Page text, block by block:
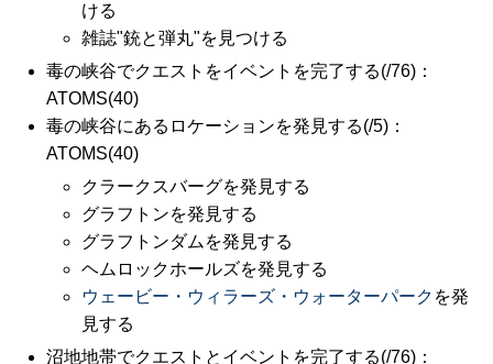
ける
雑誌"銃と弾丸"を見つける
毒の峡谷でクエストをイベントを完了する(/76)：
ATOMS(40)
毒の峡谷にあるロケーションを発見する(/5)：
ATOMS(40)
クラークスバーグを発見する
グラフトンを発見する
グラフトンダムを発見する
ヘムロックホールズを発見する
ウェービー・ウィラーズ・ウォーターパーク を発
見する
沼地地帯でクエストとイベントを完了する(/76)：